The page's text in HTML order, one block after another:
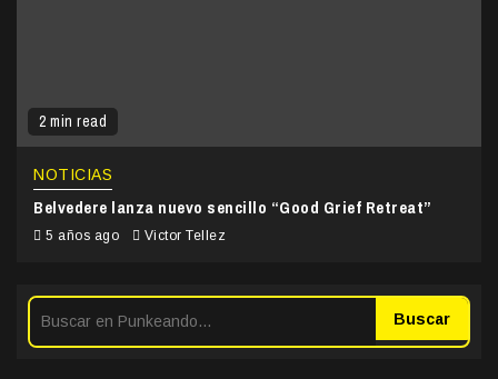
2 min read
NOTICIAS
Belvedere lanza nuevo sencillo “Good Grief Retreat”
5 años ago Victor Tellez
Buscar